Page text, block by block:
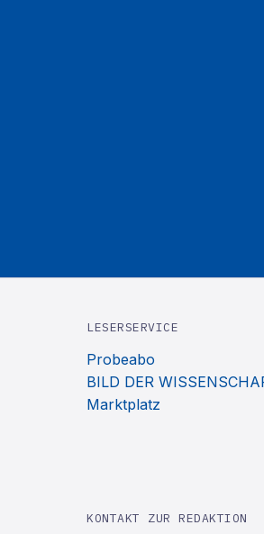
LESERSERVICE
Probeabo
BILD DER
Marktplatz
KONTAKT ZUR REDAKTION